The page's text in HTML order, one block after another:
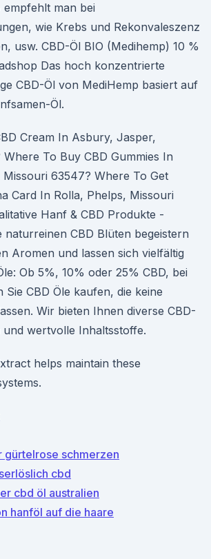
empfehlt man bei
wie Krebs und Rekonvaleszenz
usw. CBD-Öl BIO (Medihemp) 10 %
Das hoch konzentrierte
CBD-Öl von MediHemp basiert auf
Öl.
Cream In Asbury, Jasper,
To Buy CBD Gummies In
63547? Where To Get
Card In Rolla, Phelps, Missouri
Hanf & CBD Produkte -
naturreinen CBD Blüten begeistern
Aromen und lassen sich vielfältig
Ob 5%, 10% oder 25% CBD, bei
Sie CBD Öle kaufen, die keine
Wir bieten Ihnen diverse CBD-
wertvolle Inhaltsstoffe.
helps maintain these
gürtelrose schmerzen
cbd
cbd öl australien
hanföl auf die haare